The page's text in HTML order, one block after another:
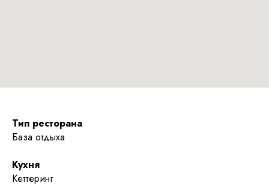
Тип ресторана
База отдыха
Кухня
Кеттеринг